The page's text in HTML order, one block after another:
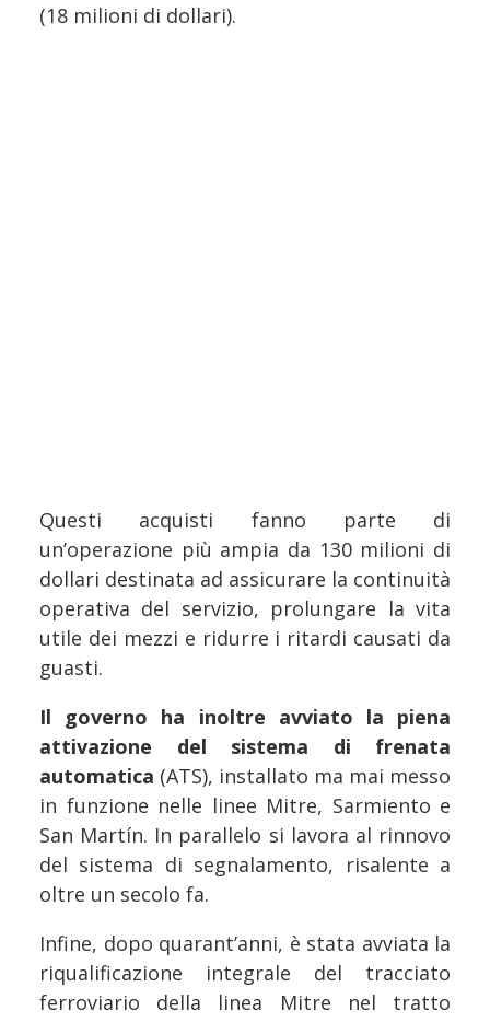
(18 milioni di dollari).
Questi acquisti fanno parte di
un’operazione più ampia da 130 milioni di
dollari destinata ad assicurare la continuità
operativa del servizio, prolungare la vita
utile dei mezzi e ridurre i ritardi causati da
guasti.
Il governo ha inoltre avviato la piena
attivazione del sistema di frenata
automatica (ATS), installato ma mai messo
in funzione nelle linee Mitre, Sarmiento e
San Martín. In parallelo si lavora al rinnovo
del sistema di segnalamento, risalente a
oltre un secolo fa.
Infine, dopo quarant’anni, è stata avviata la
riqualificazione integrale del tracciato
ferroviario della linea Mitre nel tratto